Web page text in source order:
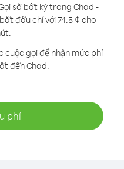
số bất kỳ trong Chad -
đầu chỉ với 74.5 ¢ cho
cuộc gọi để nhận mức phí
đến Chad.
phí